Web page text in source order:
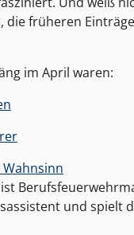
die früheren
im April waren:
und spielt